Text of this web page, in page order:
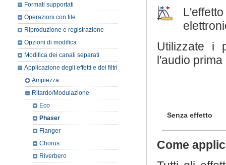
Utilizzate i
l'audio
Senza effetto
Come
Formati supportati
Operazioni con file
Riproduzione e registrazione
Opzioni di modifica
Modifica dei canali separati
Applicazione degli effetti e dei filtri
Ampiezza
Ritardo/Modulazione
Eco
Phaser
Flanger
Chorus
Riverbero